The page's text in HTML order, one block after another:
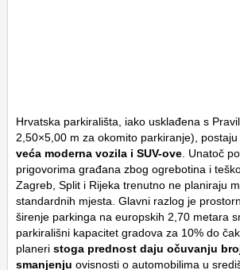
Hrvatska parkirališta, iako usklađena s
2 50×5 00 m za okomito parkiranje), postaju
veća moderna vozila i SUV-ove . Unatoč
prigovorima građana zbog ogrebotina i
Zagreb, Split i Rijeka trenutno ne planiraju
standardnih mjesta. Glavni razlog je
širenje parkinga na europskih 2,70 metara
parkirališni kapacitet gradova za 10% do
planeri stoga prednost daju očuvanju
smanjenju ovisnosti o automobilima u